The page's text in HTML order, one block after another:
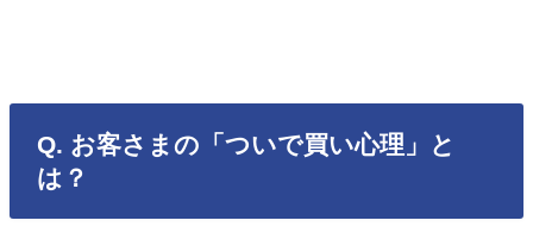
Q. お客さまの「ついで買い心理」と
は？